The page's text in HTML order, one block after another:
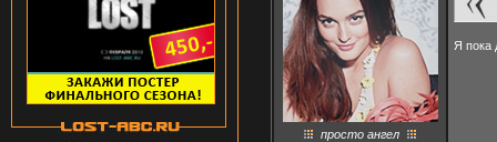
просто ангел
Я пока